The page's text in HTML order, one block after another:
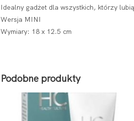
Idealny gadżet dla wszystkich, którzy
Wersja MINI
Wymiary: 18 x 12.5 cm
Podobne produkty